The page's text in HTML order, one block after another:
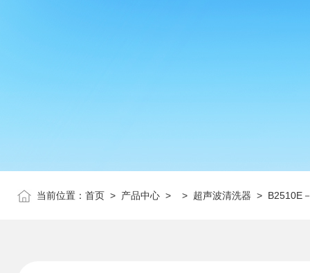
当前位置： 首页 > 产品中心 > > 超声波清洗器 > B2510E